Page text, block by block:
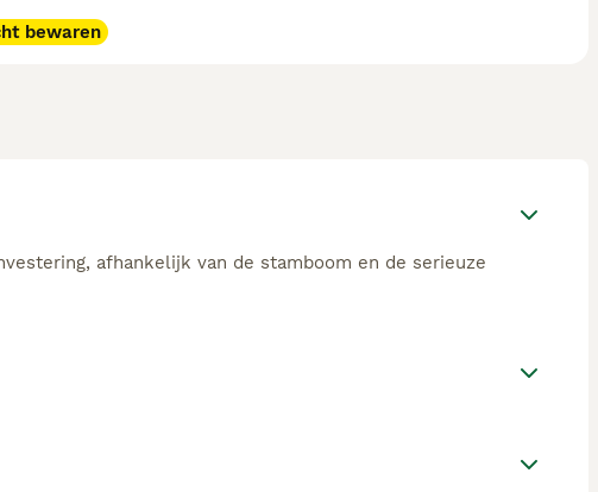
bewaren
afhankelijk van de stamboom en de serieuze